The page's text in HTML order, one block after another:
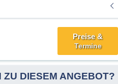
Preise &
Termine
DIESEM ANGEBOT?